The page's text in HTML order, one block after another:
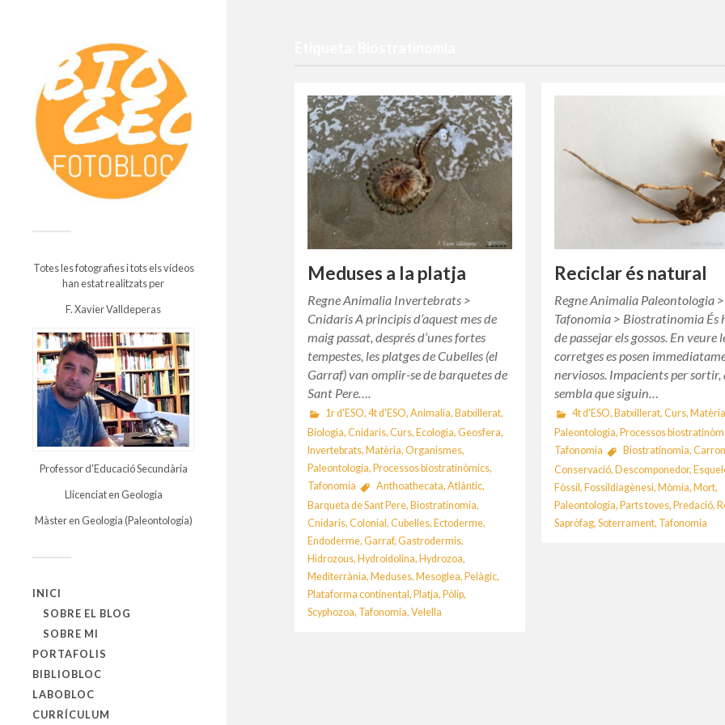
Totes les fotografies i tots els vídeos
han estat realitzats per
F. Xavier Valldeperas
Professor d'Educació Secundària
Llicenciat en Geologia
Màster en Geologia (Paleontologia)
INICI
SOBRE EL BLOG
SOBRE MI
PORTAFOLIS
BIBLIOBLOC
LABOBLOC
CURRÍCULUM
Meduses a la platja
Regne Animalia Invertebrats >
Cnidaris A principis d’aquest mes de
maig passat, després d’unes fortes
tempestes, les platges de Cubelles (el
Garraf) van omplir-se de barquetes de
Sant Pere….
1r d'ESO, 4t d'ESO, Animalia, Batxillerat,
Biologia,Cnidaris,Curs,Ecologia,Geosfera,
Invertebrats,Matèria,Organismes,
Paleontologia,Processos biostratinòmics,
Tafonomia
Anthoathecata, Atlàntic,
Barqueta de Sant Pere,Biostratinomia,
Cnidaris,Colonial,Cubelles,Ectoderme,
Endoderme,Garraf,Gastrodermis,
Hidrozous,Hydroidolina,Hydrozoa,
Mediterrània,Meduses,Mesoglea,Pelàgic,
Plataforma continental,Platja,Pòlip,
Scyphozoa, Tafonomia,Velella
Reciclar és natural
Regne Animalia Paleontologia >
Tafonomia > Biostratinomia És
de passejar els gossos. En veure
corretges es posen
nerviosos. Impacients per sortir,
sembla que siguin…
4t d'ESO, Batxillerat, Curs, Matèria
Paleontologia,Processos
Tafonomia
Biostratinomia,
Conservació,Descomponedor,
Fòssil,Fossildiagènesi,Mòmia,Mort,
Paleontologia,Parts toves,Predació,
Sapròfag,Soterrament, Tafonomia